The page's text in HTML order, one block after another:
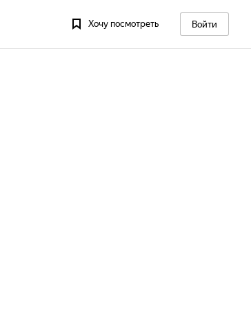
Хочу посмотреть Войти